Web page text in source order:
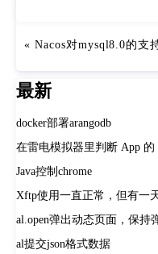
Nacos对mysql8.0的支
最新
docker部署arangodb
在雷电模拟器里判断 App 的
Java控制chrome
al.open弹出动态页面，保持
al提交json格式数据